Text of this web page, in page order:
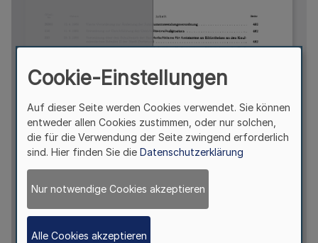
Cookie-Einstellungen
Auf dieser Seite werden Cookies verwendet. Sie können
entweder allen Cookies zustimmen, oder nur solchen,
die für die Verwendung der Seite zwingend erforderlich
sind. Hier finden Sie die Datenschutzerklärung
Nur notwendige Cookies akzeptieren
Alle Cookies akzeptieren